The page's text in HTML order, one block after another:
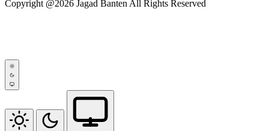
Copyright @2026 Jagad Banten All Rights Reserved